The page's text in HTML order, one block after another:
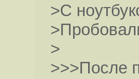
>С
>
>>>После